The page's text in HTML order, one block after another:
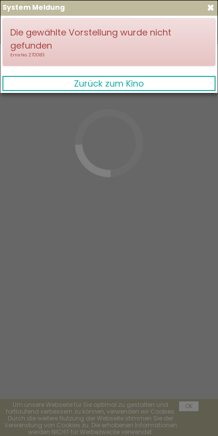
Um unsere Webseite für Sie optimal zu gestalten und
fortlaufend verbessern zu können, verwenden wir Cookies.
Durch die weitere Nutzung der Webseite stimmen Sie der
Verwendung von Cookies zu. Die erhobenen Informationen
werden NICHT für Werbezwecke verwendet.
OK
×
System Meldung
Die gewählte Vorstellung wurde nicht
gefunden
ErrorNo. 270083
Zurück zum Kino